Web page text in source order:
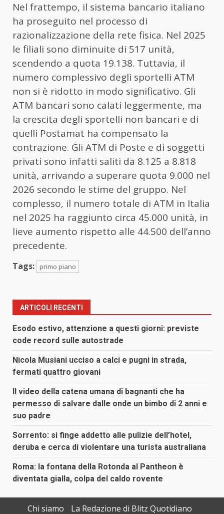
Nel frattempo, il sistema bancario italiano
ha proseguito nel processo di
razionalizzazione della rete fisica. Nel 2025
le filiali sono diminuite di 517 unità,
scendendo a quota 19.138. Tuttavia, il
numero complessivo degli sportelli ATM
non si è ridotto in modo significativo. Gli
ATM bancari sono calati leggermente, ma
la crescita degli sportelli non bancari e di
quelli Postamat ha compensato la
contrazione. Gli ATM di Poste e di soggetti
privati sono infatti saliti da 8.125 a 8.818
unità, arrivando a superare quota 9.000 nel
2026 secondo le stime del gruppo. Nel
complesso, il numero totale di ATM in Italia
nel 2025 ha raggiunto circa 45.000 unità, in
lieve aumento rispetto alle 44.500 dell’anno
precedente.
Tags: primo piano
ARTICOLI RECENTI
Esodo estivo, attenzione a questi giorni: previste
code record sulle autostrade
Nicola Musiani ucciso a calci e pugni in strada,
fermati quattro giovani
Il video della catena umana di bagnanti che ha
permesso di salvare dalle onde un bimbo di 2 anni e
suo padre
Sorrento: si finge addetto alle pulizie dell’hotel,
deruba e cerca di violentare una turista australiana
Roma: la fontana della Rotonda al Pantheon è
diventata gialla, colpa del caldo rovente
Chi siamo La Redazione di Blitz Quotidiano